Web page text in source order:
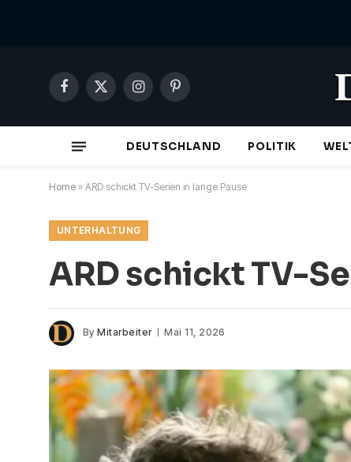
Facebook
X
InstagramPinterest
DEUTSCHLAND POLITIK
Home » ARD schickt TV-Serien in lange Pause
UNTERHALTUNG
ARD schickt TV-
By Mitarbeiter Mai 11, 2026